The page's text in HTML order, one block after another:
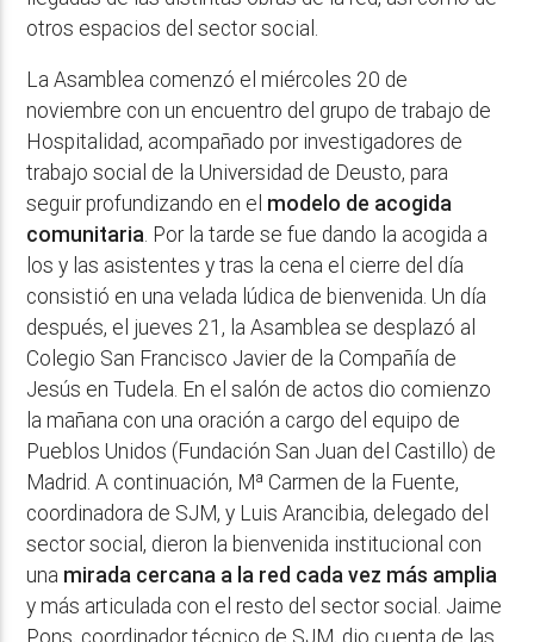
otros espacios del sector social.
La Asamblea comenzó el miércoles 20 de
noviembre con un encuentro del grupo de trabajo de
Hospitalidad, acompañado por investigadores de
trabajo social de la Universidad de Deusto, para
seguir profundizando en el modelo de acogida
comunitaria. Por la tarde se fue dando la acogida a
los y las asistentes y tras la cena el cierre del día
consistió en una velada lúdica de bienvenida. Un día
después, el jueves 21, la Asamblea se desplazó al
Colegio San Francisco Javier de la Compañía de
Jesús en Tudela. En el salón de actos dio comienzo
la mañana con una oración a cargo del equipo de
Pueblos Unidos (Fundación San Juan del Castillo) de
Madrid. A continuación, Mª Carmen de la Fuente,
coordinadora de SJM, y Luis Arancibia, delegado del
sector social, dieron la bienvenida institucional con
una mirada cercana a la red cada vez más amplia
y más articulada con el resto del sector social. Jaime